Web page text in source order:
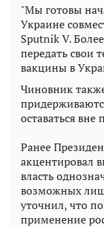
"Мы готовы
Украине
Sputnik V.
передать свои
вакцины в
Чиновник
оставаться вне
Ранее
акцентировал
власть
возможных
уточнил, что
применение